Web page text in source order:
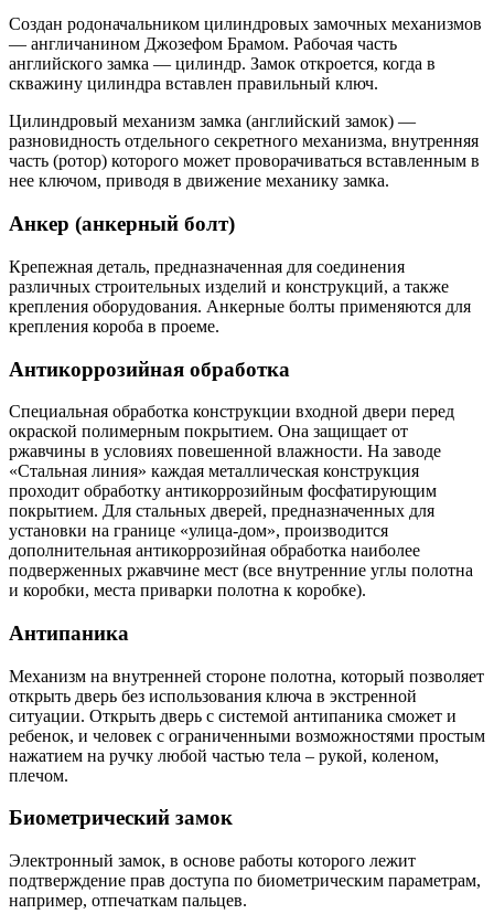
Создан родоначальником цилиндровых замочных механизмов
— англичанином Джозефом Брамом. Рабочая часть
английского замка — цилиндр. Замок откроется, когда в
скважину цилиндра вставлен правильный ключ.
Цилиндровый механизм замка (английский замок) —
разновидность отдельного секретного механизма, внутренняя
часть (ротор) которого может проворачиваться вставленным в
нее ключом, приводя в движение механику замка.
Анкер (анкерный болт)
Крепежная деталь, предназначенная для соединения
различных строительных изделий и конструкций, а также
крепления оборудования. Анкерные болты применяются для
крепления короба в проеме.
Антикоррозийная обработка
Специальная обработка конструкции входной двери перед
окраской полимерным покрытием. Она защищает от
ржавчины в условиях повешенной влажности. На заводе
«Стальная линия» каждая металлическая конструкция
проходит обработку антикоррозийным фосфатирующим
покрытием. Для стальных дверей, предназначенных для
установки на границе «улица-дом», производится
дополнительная антикоррозийная обработка наиболее
подверженных ржавчине мест (все внутренние углы полотна
и коробки, места приварки полотна к коробке).
Антипаника
Механизм на внутренней стороне полотна, который позволяет
открыть дверь без использования ключа в экстренной
ситуации. Открыть дверь с системой антипаника сможет и
ребенок, и человек с ограниченными возможностями простым
нажатием на ручку любой частью тела – рукой, коленом,
плечом.
Биометрический замок
Электронный замок, в основе работы которого лежит
подтверждение прав доступа по биометрическим параметрам,
например, отпечаткам пальцев.